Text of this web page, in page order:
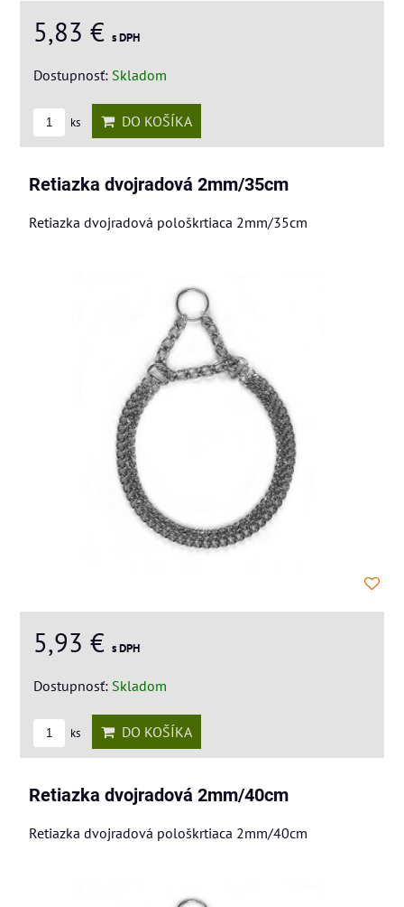
5,83 € s DPH
Dostupnosť: Skladom
ks DO KOŠÍKA
Retiazka dvojradová 2mm/35cm
Retiazka dvojradová pološkrtiaca 2mm/35cm
5,93 € s DPH
Dostupnosť: Skladom
ks DO KOŠÍKA
Retiazka dvojradová 2mm/40cm
Retiazka dvojradová pološkrtiaca 2mm/40cm